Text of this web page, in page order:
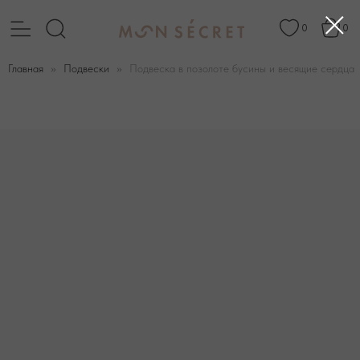
Главная Подвески Подвеска в позолоте бусины и весящие сердца